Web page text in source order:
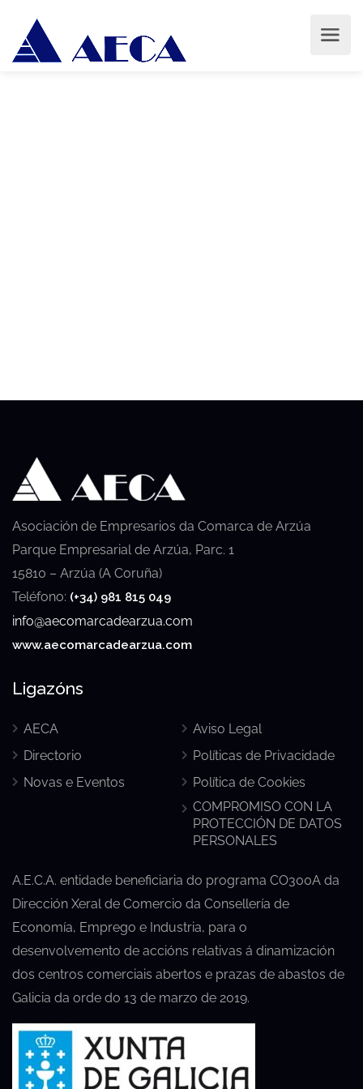
Asociación de Empresarios da Comarca de Arzúa
Parque Empresarial de Arzúa, Parc. 1
15810 – Arzúa (A Coruña)
Teléfono: (+34) 981 815 049
info@aecomarcadearzua.com
www.aecomarcadearzua.com
Ligazóns
AECA
Directorio
Novas e Eventos
Aviso Legal
Políticas de Privacidade
Política de Cookies
COMPROMISO CON LA
PROTECCIÓN DE DATOS
PERSONALES
A.E.C.A. entidade beneficiaria do programa CO300A da
Dirección Xeral de Comercio da Consellería de
Economía, Emprego e Industria, para o
desenvolvemento de accións relativas á dinamización
dos centros comerciais abertos e prazas de abastos de
Galicia da orde do 13 de marzo de 2019.